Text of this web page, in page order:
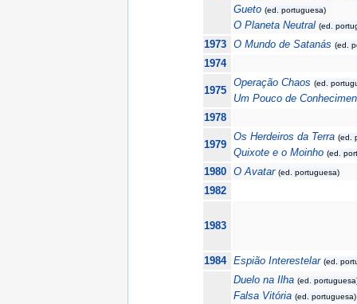
Gueto (ed. portuguesa)
O Planeta Neutral (ed.
1973 O Mundo de Satanás (ed.
1974
1975
Operação Chaos (ed.
Um Pouco de
1978
1979
Os Herdeiros da Terra (ed.
Quixote e o Moinho (ed.
1980 O Avatar (ed. portuguesa)
1982
1983
1984 Espião Interestelar (ed.
Duelo na Ilha (ed.
Falsa Vitória (ed. portuguesa)